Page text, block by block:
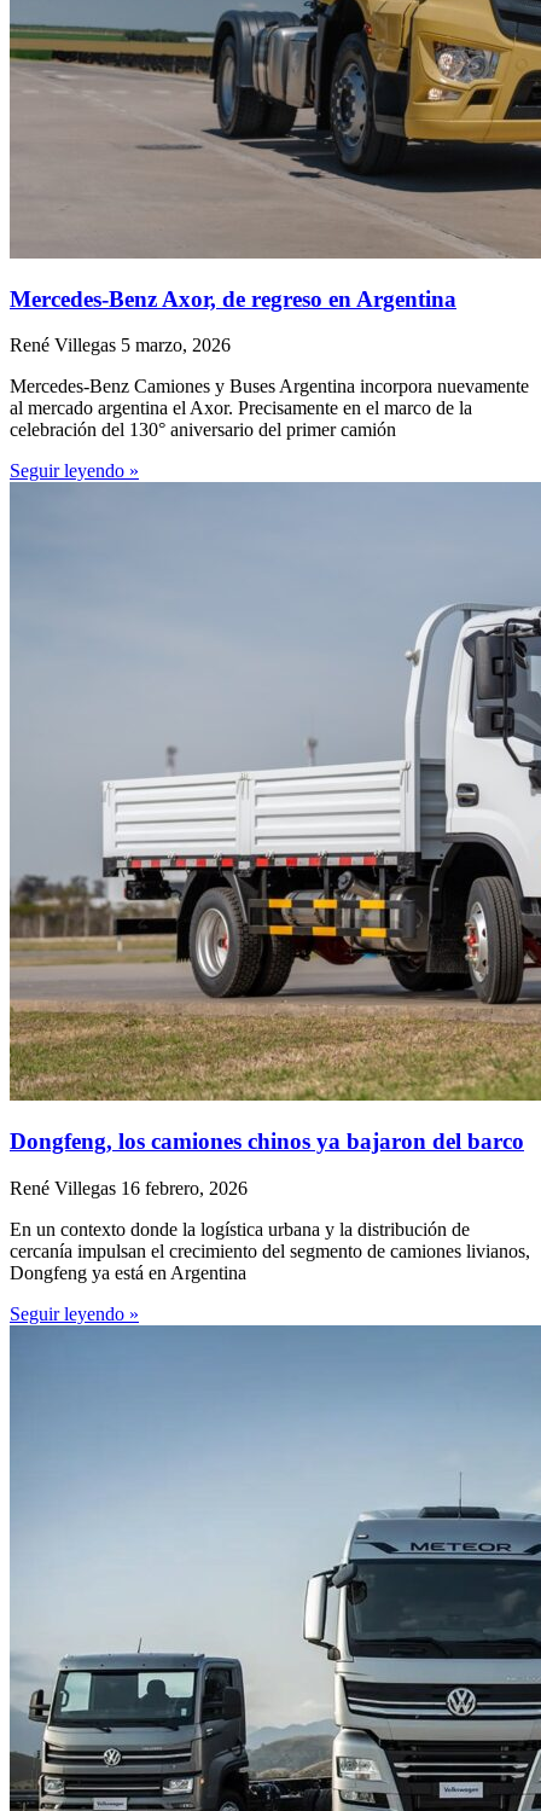
Mercedes-Benz Axor, de regreso en Argentina
René Villegas 5 marzo, 2026
Mercedes-Benz Camiones y Buses Argentina incorpora nuevamente
al mercado argentina el Axor. Precisamente en el marco de la
celebración del 130° aniversario del primer camión
Seguir leyendo »
Dongfeng, los camiones chinos ya bajaron del barco
René Villegas 16 febrero, 2026
En un contexto donde la logística urbana y la distribución de
cercanía impulsan el crecimiento del segmento de camiones livianos,
Dongfeng ya está en Argentina
Seguir leyendo »